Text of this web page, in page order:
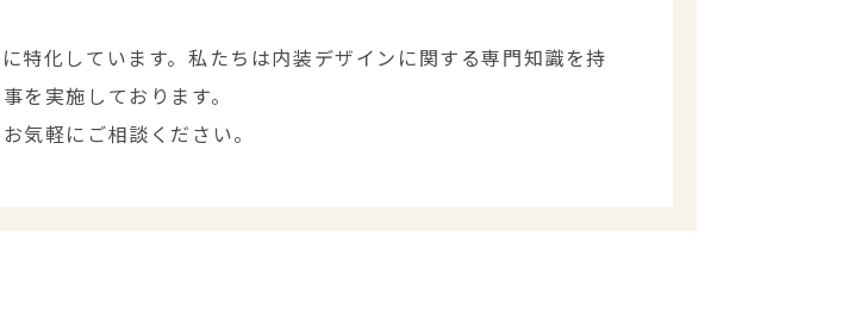
特化しています。私たちは内装デザインに関する専門知識を持
を実施しております。
気軽にご相談ください。